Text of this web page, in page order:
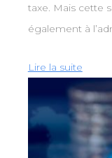
taxe. Mais cette
également à
Lire la suite